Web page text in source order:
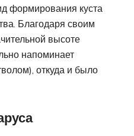
формирования куста
Благодаря своим
высоте
напоминает
откуда и было